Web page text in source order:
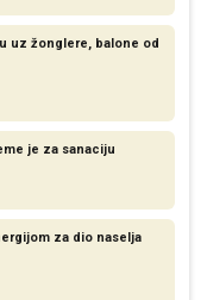
uz žonglere, balone od
je za sanaciju
za dio naselja